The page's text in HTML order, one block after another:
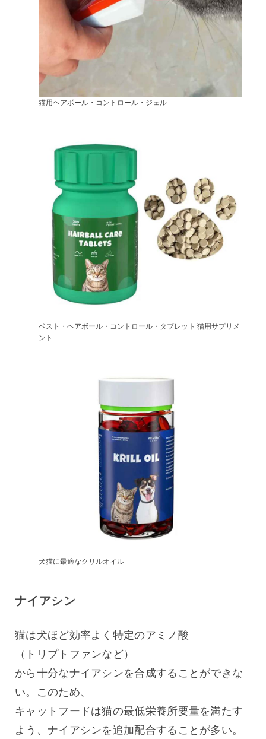
猫用ヘアボール・コントロール・ジェル
ベスト・ヘアボール・コントロール・タブレット 猫用サプリメ
ント
犬猫に最適なクリルオイル
ナイアシン
猫は犬ほど効率よく特定のアミノ酸
（トリプトファンなど）
から十分なナイアシンを合成することができな
い。このため、
キャットフードは猫の最低栄養所要量を満たす
よう、ナイアシンを追加配合することが多い。